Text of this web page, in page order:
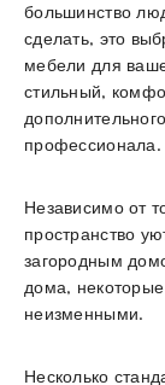
большинство
сделать, это
мебели для
стильный,
профессионала.
Независимо от
пространство
загородным
дома,
неизменными.
Несколько